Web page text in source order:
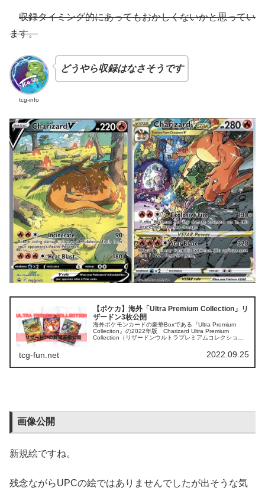
収録タイミング的にあってもおかしくないかと思ってい
ます。
tcg-info
どうやら収録はなさそうです
【ポケカ】海外「Ultra Premium Collection」リ
ザードン3枚公開
海外ポケモンカードの豪華Boxである『Ultra Premium
Colleciton』の2022年版 Charizard Ultra Premium
Collection（リザードンウルトラプレミアムコレクショ
tcg-fun.net 2022.09.25
画像公開
新規絵ですね。
残念ながらUPCの絵ではありませんでしたが出そうな気